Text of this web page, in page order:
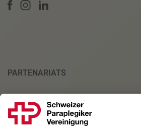
PARTENARIATS